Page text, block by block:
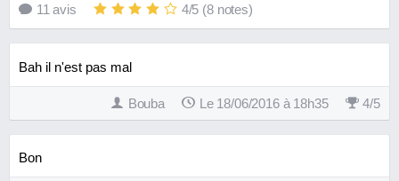
11 avis 4/5 (8notes)
Bah il n'est pas mal
Bouba Le 18/06/2016 à 18h35 4/5
Bon